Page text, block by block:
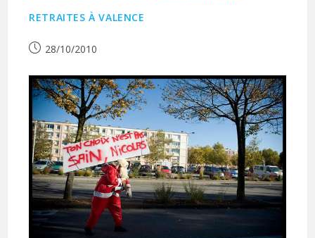
RETRAITES À VALENCE
Publication
28/10/2010